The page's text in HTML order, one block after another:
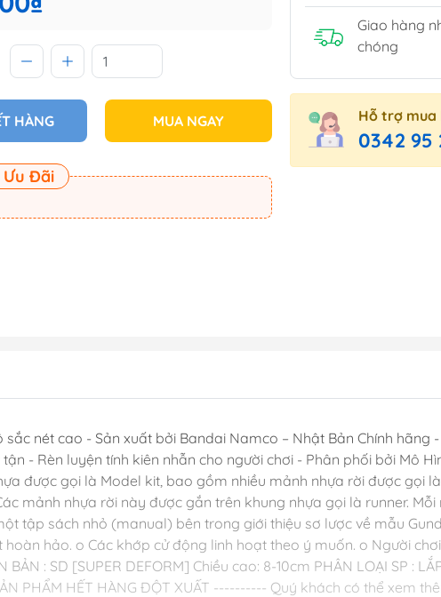
Dụng Cụ Stedi
Sơn Jumpwind
Dụng Cụ Ustar - Phụ Kiện
Mô Hình
Phụ kiện Tamiya
Bút kẻ ( tô, bút lông, cọ)
HÀNG MUA NGAY
Ưu Đãi
Giao hàng
chóng
Hỗ trợ mua
0342 95
nét cao - Sản xuất bởi Bandai Namco – Nhật Bản Chính hãng
- Rèn luyện tính kiên nhẫn cho người chơi - Phân phối bởi Mô
được gọi là Model kit, bao gồm nhiều mảnh nhựa rời được gọi
mảnh nhựa rời này được gắn trên khung nhựa gọi là runner.
tập sách nhỏ (manual) bên trong giới thiệu sơ lược về mẫu
hảo. o Các khớp cử động linh hoạt theo ý muốn. o Người
: SD [SUPER DEFORM] Chiều cao: 8-10cm PHÂN LOẠI SP :
PHẨM HẾT HÀNG ĐỘT XUẤT ---------- Quý khách có thể xem